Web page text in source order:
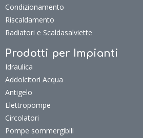
Condizionamento
Riscaldamento
Radiatori e Scaldasalviette
Prodotti per Impianti
Idraulica
Addolcitori Acqua
Antigelo
Elettropompe
Circolatori
Pompe sommergibili